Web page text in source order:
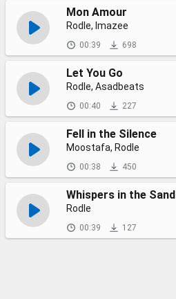
Mon Amour
Rodle, Imazee
00:39 698
Let You Go
Rodle, Asadbeats
00:40 227
Fell in the Silence
Moostafa, Rodle
00:38 450
Whispers in the Sand
Rodle
00:39 127